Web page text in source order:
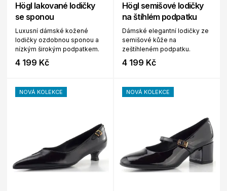
Högl lakované lodičky
se sponou
Luxusní dámské kožené
lodičky ozdobnou sponou a
nízkým širokým podpatkem.
4 199 Kč
Högl semišové lodičky
na štíhlém podpatku
Dámské elegantní lodičky ze
semišové kůže na
zeštíhleném podpatku.
4 199 Kč
NOVÁ KOLEKCE NOVÁ KOLEKCE